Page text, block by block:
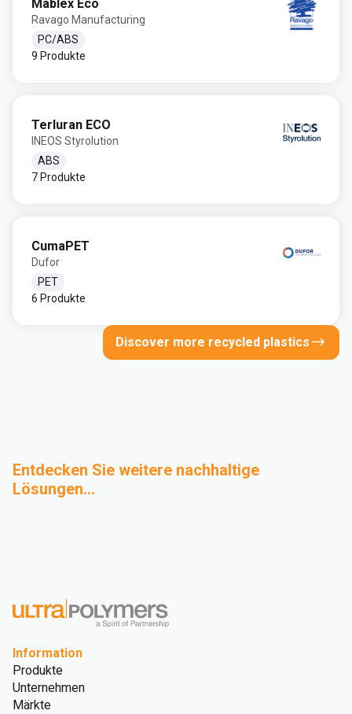
Mablex Eco
Ravago Manufacturing
PC/ABS
9 Produkte
Terluran ECO
INEOS Styrolution
ABS
7 Produkte
CumaPET
Dufor
PET
6 Produkte
Discover more recycled plastics
Entdecken Sie weitere nachhaltige
Lösungen...
Information
Produkte
Unternehmen
Märkte